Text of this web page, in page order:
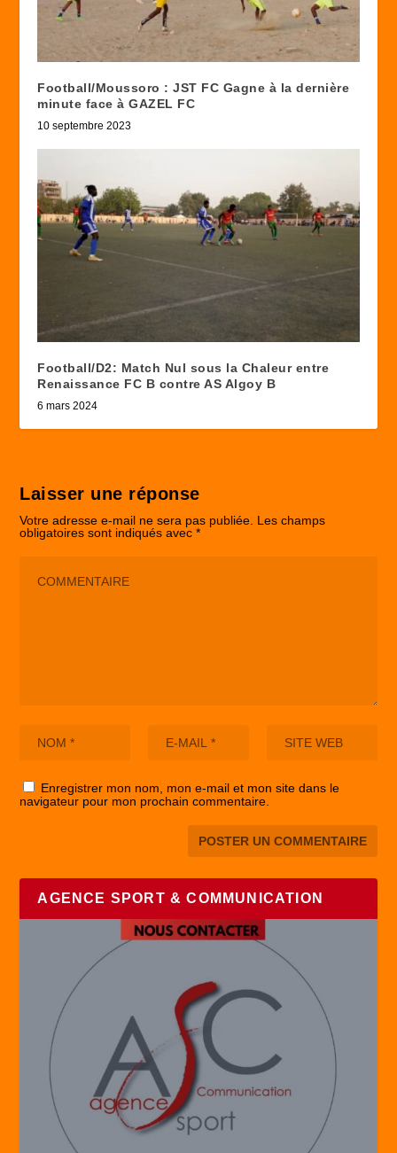
Football/Moussoro : JST FC Gagne à la dernière
minute face à GAZEL FC
10 septembre 2023
Football/D2: Match Nul sous la Chaleur entre
Renaissance FC B contre AS Algoy B
6 mars 2024
Laisser une réponse
Votre adresse e-mail ne sera pas publiée. Les champs
obligatoires sont indiqués avec*
Enregistrer mon nom, mon e-mail et mon site dans le
navigateur pour mon prochain commentaire.
AGENCE SPORT & COMMUNICATION